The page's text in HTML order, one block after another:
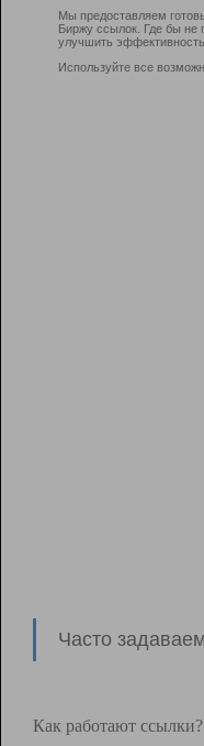
Мы предоставляем
Биржу ссылок. Где бы не
улучшить
Используйте все
Часто
Как работают ссылки?